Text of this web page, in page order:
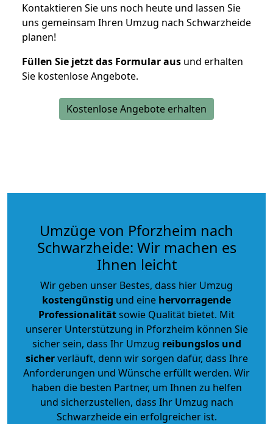
Kontaktieren Sie uns noch heute und lassen Sie
uns gemeinsam Ihren Umzug nach Schwarzheide
planen!
Füllen Sie jetzt das Formular aus und erhalten
Sie kostenlose Angebote.
Kostenlose Angebote erhalten
Umzüge von Pforzheim nach
Schwarzheide: Wir machen es
Ihnen leicht
Wir geben unser Bestes, dass hier Umzug
kostengünstig und eine hervorragende
Professionalitätsowie Qualität bietet. Mit
unserer Unterstützung in Pforzheim können Sie
sicher sein, dass Ihr Umzug reibungslos und
sicherverläuft, denn wir sorgen dafür, dass Ihre
Anforderungen und Wünsche erfüllt werden. Wir
haben die besten Partner, um Ihnen zu helfen
und sicherzustellen, dass Ihr Umzug nach
Schwarzheide ein erfolgreicher ist.